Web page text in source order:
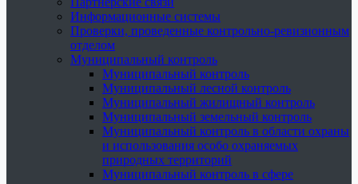
Информационные системы
Проверки, проведенные контрольно-ревизионным
отделом
Муниципальный контроль
Муниципальный контроль
Муниципальный лесной контроль
Муниципальный жилищный контроль
Муниципальный земельный контроль
Муниципальный контроль в области охраны
и использования особо охраняемых
природных территорий
Муниципальный контроль в сфере